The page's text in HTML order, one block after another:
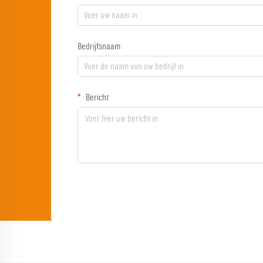
Bedrijfsnaam
Bericht